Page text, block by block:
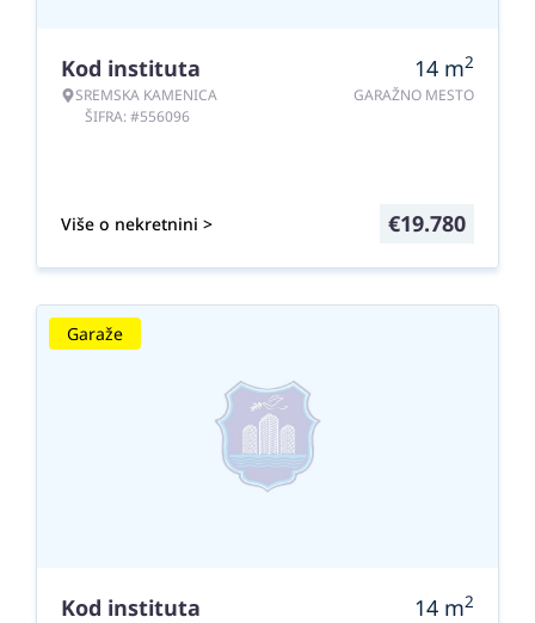
Kod instituta
SREMSKA KAMENICA
ŠIFRA: #556096
14 m2
GARAŽNO MESTO
Više o nekretnini > €19.780
Garaže
Kod instituta 14 m2